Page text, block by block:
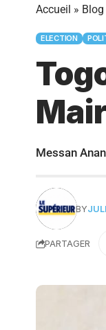
Accueil » Blog
ELECTION
Messan
BY
PARTAGER